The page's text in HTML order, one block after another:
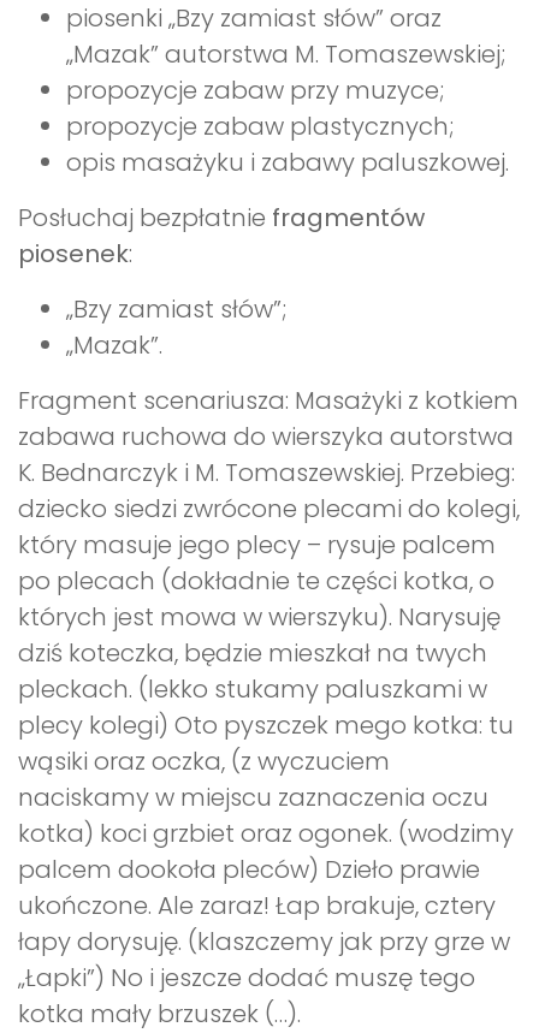
piosenki „Bzy zamiast słów” oraz
„Mazak” autorstwa M. Tomaszewskiej;
propozycje zabaw przy muzyce;
propozycje zabaw plastycznych;
opis masażyku i zabawy paluszkowej.
Posłuchaj bezpłatnie fragmentów
piosenek:
„Bzy zamiast słów”;
„Mazak”.
Fragment scenariusza: Masażyki z kotkiem
zabawa ruchowa do wierszyka autorstwa
K. Bednarczyk i M. Tomaszewskiej. Przebieg:
dziecko siedzi zwrócone plecami do kolegi,
który masuje jego plecy – rysuje palcem
po plecach (dokładnie te części kotka, o
których jest mowa w wierszyku). Narysuję
dziś koteczka, będzie mieszkał na twych
pleckach. (lekko stukamy paluszkami w
plecy kolegi) Oto pyszczek mego kotka: tu
wąsiki oraz oczka, (z wyczuciem
naciskamy w miejscu zaznaczenia oczu
kotka) koci grzbiet oraz ogonek. (wodzimy
palcem dookoła pleców) Dzieło prawie
ukończone. Ale zaraz! Łap brakuje, cztery
łapy dorysuję. (klaszczemy jak przy grze w
„Łapki”) No i jeszcze dodać muszę tego
kotka mały brzuszek (…).